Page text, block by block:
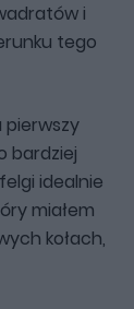
i
tego
pierwszy
bardziej
idealnie
miałem
kołach,